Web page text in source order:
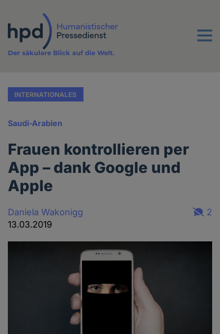
Inhalt
Menu
Der säkulare Blick auf die Welt.
INTERNATIONALES
Saudi-Arabien
Frauen kontrollieren per
App – dank Google und
Apple
Daniela Wakonigg
13.03.2019
2